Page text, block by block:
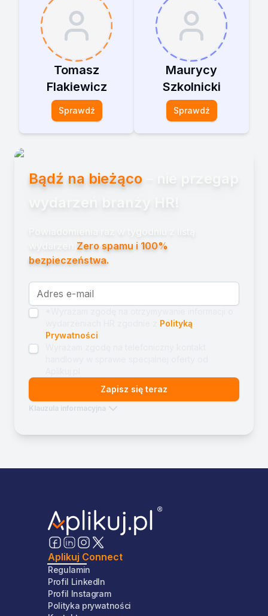
Tomasz
Flakiewicz
Sprawdź
Maurycy
Szkolnicki
Sprawdź
Bądź na bieżąco
Zero spamu i 100%
bezpieczeństwa.
Polityką
Prywatności
Zapisz się teraz
Klauzula informacyjna
Aplikuj Connect
Regulamin
Profil LinkedIn
Profil Instagram
Polityka prywatności